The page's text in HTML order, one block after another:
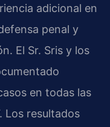
adicional en
penal y
El Sr. Sris y los
en todas las
Los resultados